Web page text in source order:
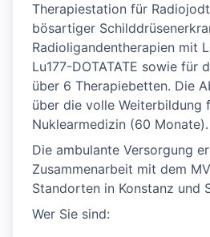
Therapiestation für
bösartiger
Radioligandentherapien mit
Lu177-DOTATATE sowie für
über 6 Therapiebetten. Die
über die volle Weiterbildung
Nuklearmedizin (60 Monate).
Die ambulante Versorgung
Zusammenarbeit mit dem
Standorten in Konstanz und
Wer Sie sind: